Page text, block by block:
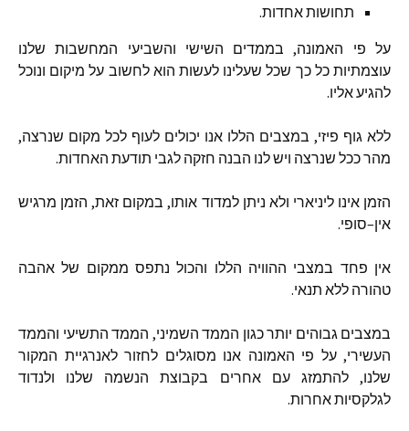
תחושותאחדות.
על פי האמונה, בממדים השישי והשביעי המחשבות שלנו
עוצמתיות כל כך שכל שעלינו לעשות הוא לחשוב על מיקום ונוכל
להגיעאליו.
ללא גוף פיזי, במצבים הללו אנו יכולים לעוף לכל מקום שנרצה,
מהרככל שנרצה וישלנו הבנה חזקה לגבי תודעת האחדות.
הזמן אינו ליניארי ולא ניתן למדוד אותו, במקום זאת, הזמן מרגיש
אין–סופי.
אין פחד במצבי ההוויה הללו והכול נתפס ממקום של אהבה
טהורה ללא תנאי.
במצבים גבוהים יותרכגון הממד השמיני, הממד התשיעי והממד
העשירי,על פי האמונה אנו מסוגלים לחזור לאנרגיית המקור
שלנו,להתמזג עם אחרים בקבוצת הנשמה שלנו
ולנדוד
לגלקסיותאחרות.